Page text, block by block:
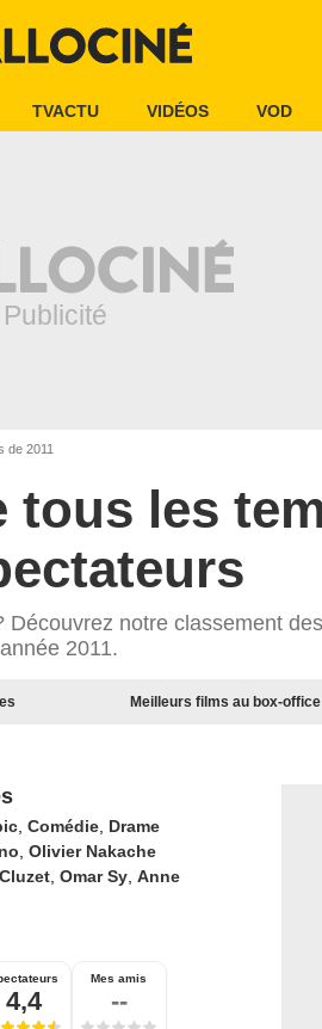
TVACTU VIDÉOS VOD
de 2011
tous les
notre classement
2011.
Meilleurs films au box-office
, Comédie, Drame
Olivier Nakache
, Omar Sy, Anne
4,4
Mes amis
--